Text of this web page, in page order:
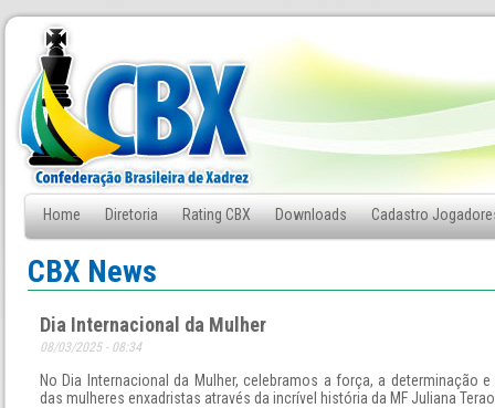
Home Diretoria Rating CBX Downloads Cadastro
Fale Conosco
CBX News
Dia Internacional da Mulher
08/03/2025 - 08:34
No Dia Internacional da Mulher, celebramos a força, a determinação
das mulheres enxadristas através da incrível história da MF Juliana